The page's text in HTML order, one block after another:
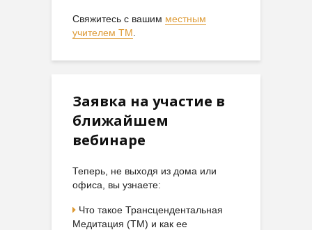
Свяжитесь с вашим местным
учителем ТМ
Заявка на участие в
ближайшем
вебинаре
Теперь, не выходя из дома или
офиса, вы узнаете:
Что такое Трансцендентальная
Медитация (ТМ) и как ее